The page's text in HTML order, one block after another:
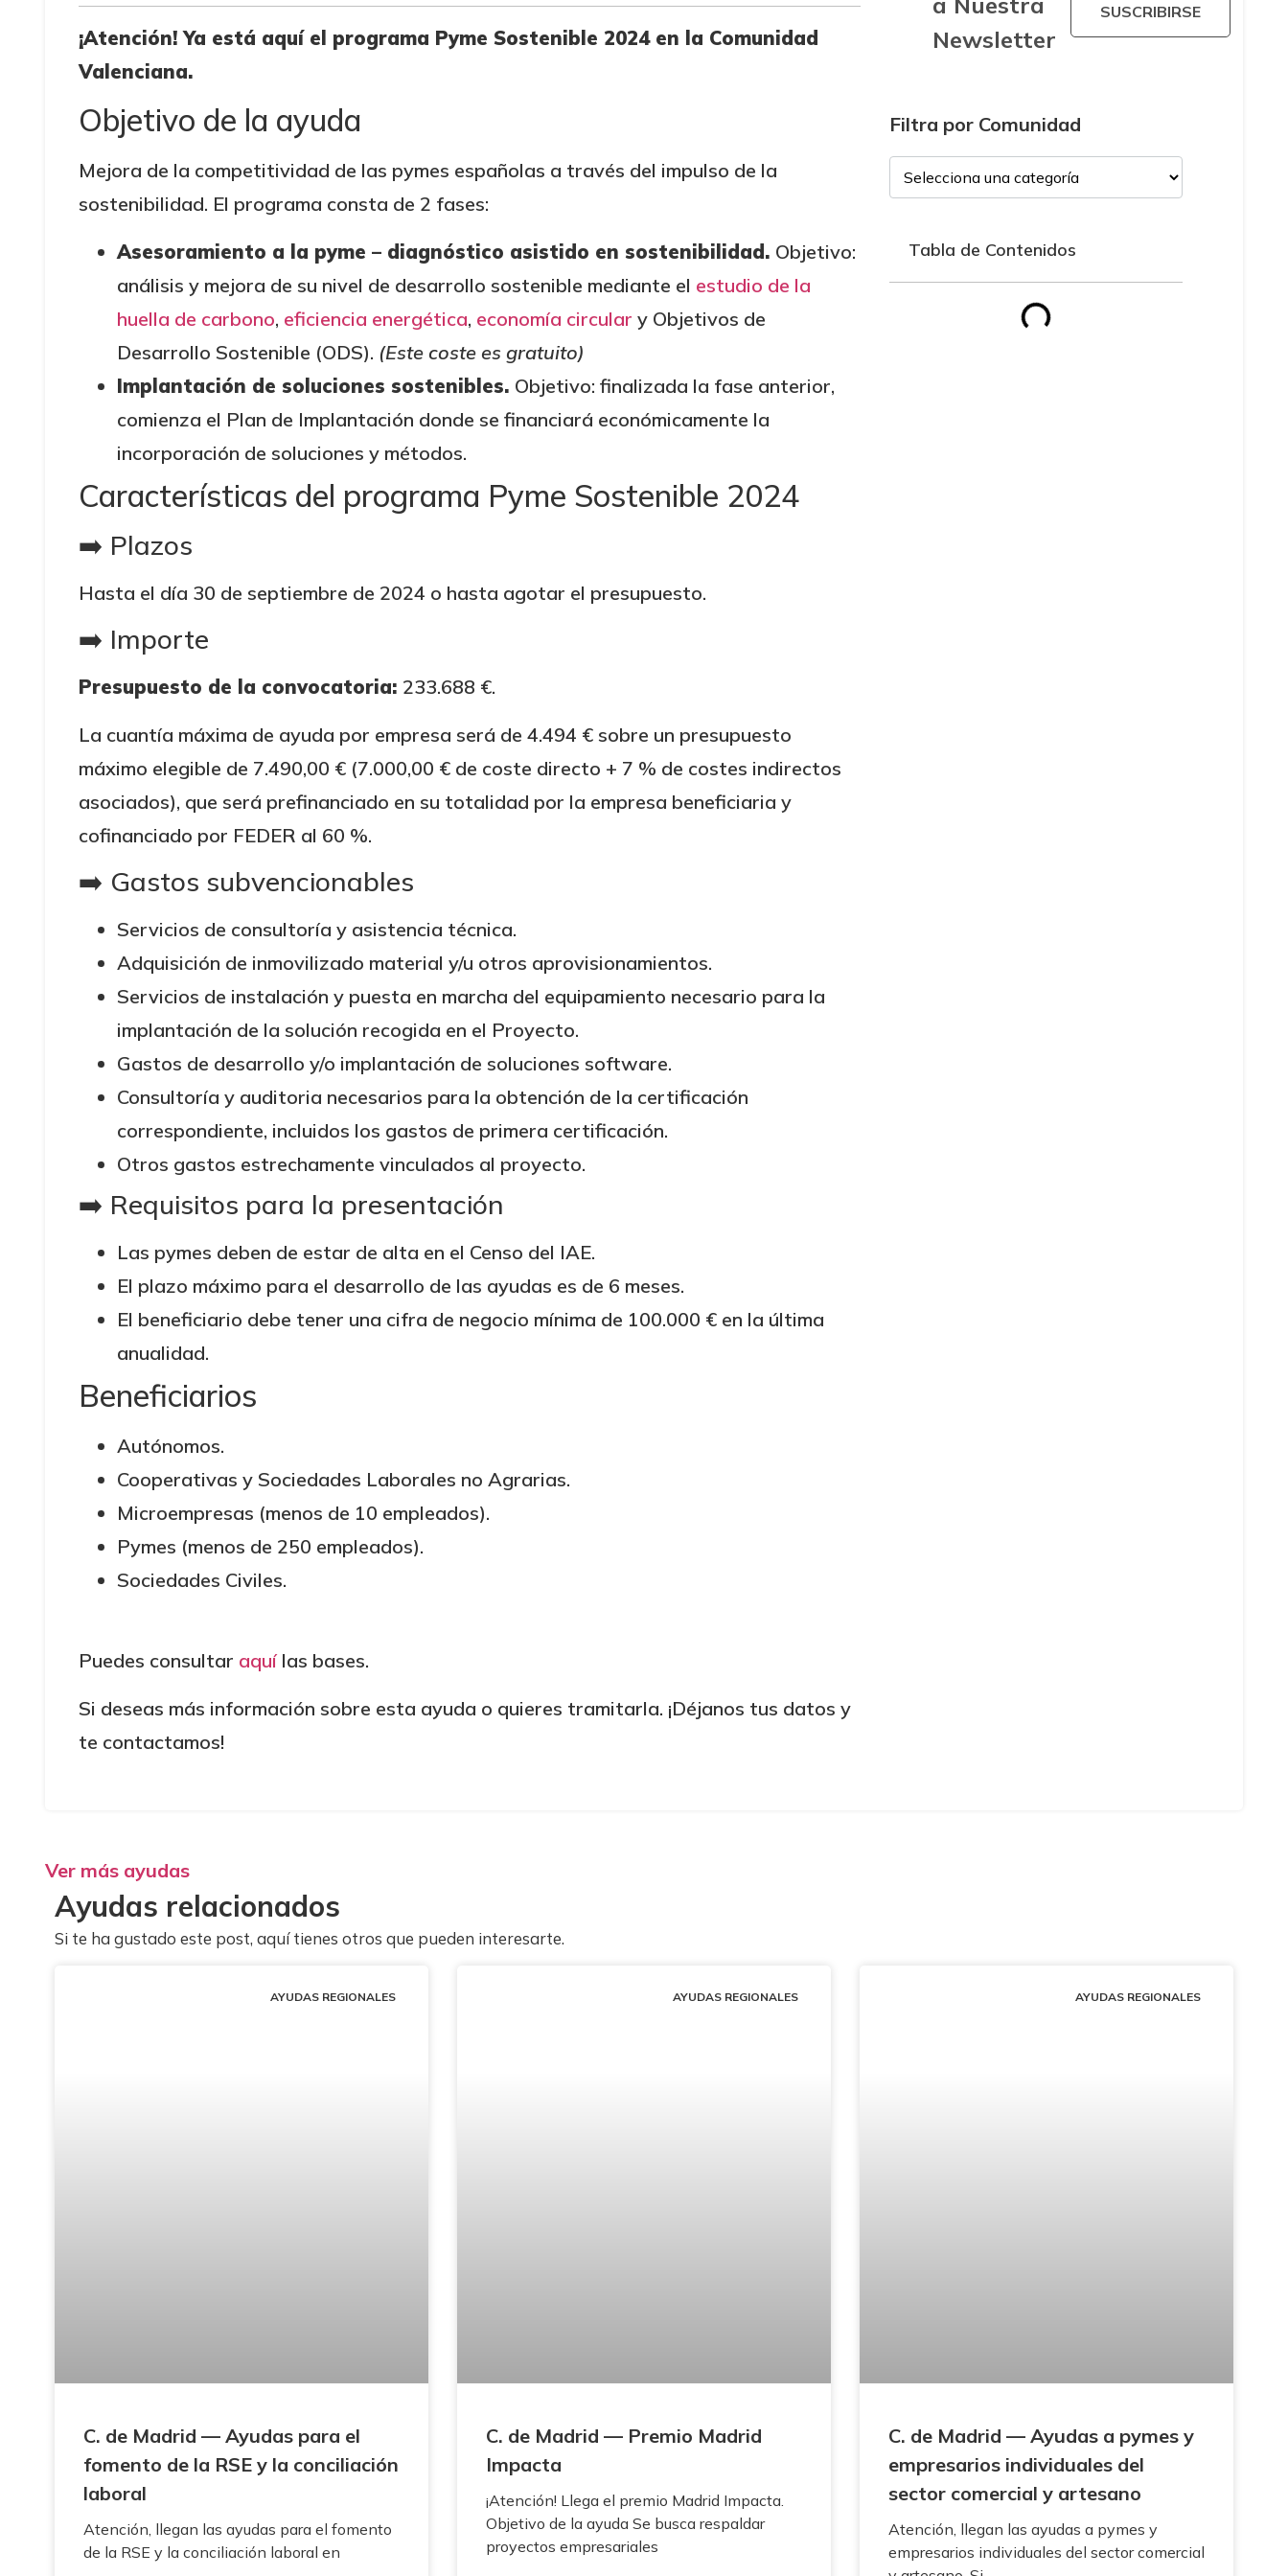
¡Atención! Ya está aquí el programa Pyme Sostenible 2024 en la Comunidad
Valenciana.
Objetivo de la ayuda
Mejora de la competitividad de las pymes españolas a través del impulso de la
sostenibilidad. El programa consta de 2 fases:
Asesoramiento a la pyme – diagnóstico asistido en sostenibilidad. Objetivo:
análisis y mejora de su nivel de desarrollo sostenible mediante el estudio de la
huella de carbono, eficiencia energética, economía circular y Objetivos de
Desarrollo Sostenible (ODS). (Este coste es gratuito)
Implantación de soluciones sostenibles. Objetivo: finalizada la fase anterior,
comienza el Plan de Implantación donde se financiará económicamente la
incorporación de soluciones y métodos.
Características del programa Pyme Sostenible 2024
➡️ Plazos
Hasta el día 30 de septiembre de 2024 o hasta agotar el presupuesto.
➡️ Importe
Presupuesto de la convocatoria: 233.688 €.
La cuantía máxima de ayuda por empresa será de 4.494 € sobre un presupuesto
máximo elegible de 7.490,00 € (7.000,00 € de coste directo + 7 % de costes indirectos
asociados), que será prefinanciado en su totalidad por la empresa beneficiaria y
cofinanciado por FEDER al 60 %.
➡️ Gastos subvencionables
Servicios de consultoría y asistencia técnica.
Adquisición de inmovilizado material y/u otros aprovisionamientos.
Servicios de instalación y puesta en marcha del equipamiento necesario para la
implantación de la solución recogida en el Proyecto.
Gastos de desarrollo y/o implantación de soluciones software.
Consultoría y auditoria necesarios para la obtención de la certificación
correspondiente, incluidos los gastos de primera certificación.
Otros gastos estrechamente vinculados al proyecto.
➡️ Requisitos para la presentación
Las pymes deben de estar de alta en el Censo del IAE.
El plazo máximo para el desarrollo de las ayudas es de 6 meses.
El beneficiario debe tener una cifra de negocio mínima de 100.000 € en la última
anualidad.
Beneficiarios
Autónomos.
Cooperativas y Sociedades Laborales no Agrarias.
Microempresas (menos de 10 empleados).
Pymes (menos de 250 empleados).
Sociedades Civiles.
Puedes consultar aquílas bases.
Si deseas más información sobre esta ayuda o quieres tramitarla. ¡Déjanos tus datos y
te contactamos!
Newsletter
SUSCRIBIRSE
Filtra por Comunidad
Tabla de Contenidos
Ayudas relacionados
Ver más ayudas
Si te ha gustado este post, aquí tienes otros que pueden interesarte.
AYUDAS REGIONALES
C. de Madrid — Ayudas para el
fomento de la RSE y la conciliación
laboral
Atención, llegan las ayudas para el fomento
de la RSE y la conciliación laboral en
AYUDAS REGIONALES
C. de Madrid — Premio Madrid
Impacta
¡Atención! Llega el premio Madrid Impacta.
Objetivo de la ayuda Se busca respaldar
proyectos empresariales
AYUDAS REGIONALES
C. de Madrid — Ayudas a pymes y
empresarios individuales del
sector comercial y artesano
Atención, llegan las ayudas a pymes y
empresarios individuales del sector comercial